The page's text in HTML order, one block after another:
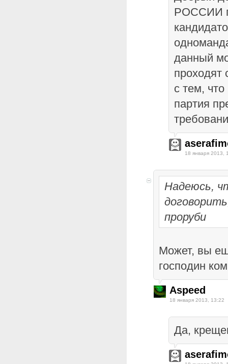
РОССИИ
данный
проходят
с тем,
партия
18 января 2013,
Надеюсь,
проруби
Может, вы
господин
Aspeed
18 января 2013, 13:22
Да,